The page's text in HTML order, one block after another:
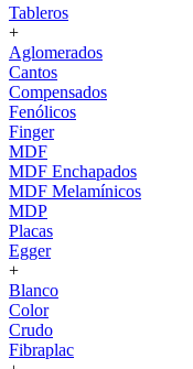
Tableros
+
Aglomerados
Cantos
Compensados
Fenólicos
Finger
MDF
MDF Enchapados
MDF Melamínicos
MDP
Placas
Egger
+
Blanco
Color
Crudo
Fibraplac